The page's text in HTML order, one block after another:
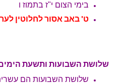
בימי הצום י"ז בתמוז ו
ט' באב אסור לחלוטין
שלושת השבועות ותשעת
שלושת השבועות הם